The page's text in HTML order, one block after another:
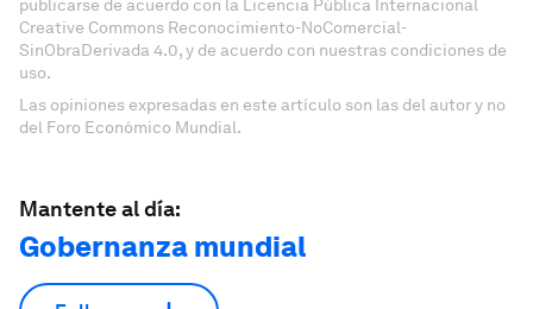
publicarse de acuerdo con la Licencia Pública Internacional
Creative Commons Reconocimiento-NoComercial-
SinObraDerivada 4.0, y de acuerdo con nuestras condiciones de
uso.
Las opiniones expresadas en este artículo son las del autor y no
del Foro Económico Mundial.
Mantente al día:
Gobernanza mundial